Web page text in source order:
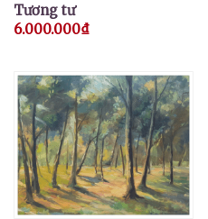
Tương tư
6.000.000₫